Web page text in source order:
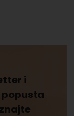
i
popusta